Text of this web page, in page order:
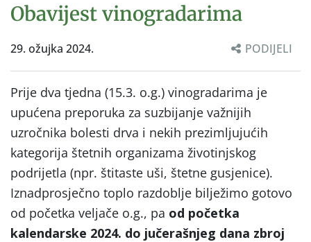
Obavijest vinogradarima
29. ožujka 2024. PODIJELI
Prije dva tjedna (15.3. o.g.) vinogradarima je
upućena preporuka za suzbijanje važnijih
uzročnika bolesti drva i nekih prezimljujućih
kategorija štetnih organizama životinjskog
podrijetla (npr. štitaste uši, štetne gusjenice).
Iznadprosječno toplo razdoblje bilježimo gotovo
od početka veljače o.g., pa od početka
kalendarske 2024. do jučerašnjeg dana zbroj